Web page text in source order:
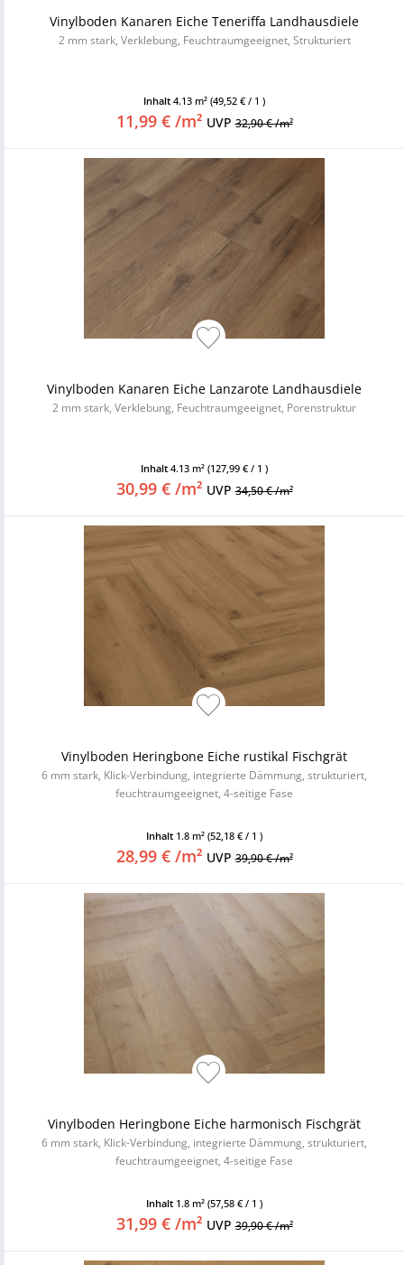
Vinylboden Kanaren Eiche Teneriffa Landhausdiele
2 mm stark, Verklebung, Feuchtraumgeeignet, Strukturiert
Inhalt 4.13 m² (49,52 € / 1 )
11,99 € /m² UVP32,90 € /m²
Vinylboden Kanaren Eiche Lanzarote Landhausdiele
2 mm stark, Verklebung, Feuchtraumgeeignet, Porenstruktur
Inhalt 4.13 m² (127,99 € / 1 )
30,99 € /m² UVP34,50 € /m²
Vinylboden Heringbone Eiche rustikal Fischgrät
6 mm stark, Klick-Verbindung, integrierte Dämmung, strukturiert,
feuchtraumgeeignet, 4-seitige Fase
Inhalt 1.8 m² (52,18 € / 1 )
28,99 € /m² UVP39,90 € /m²
Vinylboden Heringbone Eiche harmonisch Fischgrät
6 mm stark, Klick-Verbindung, integrierte Dämmung, strukturiert,
feuchtraumgeeignet, 4-seitige Fase
Inhalt 1.8 m² (57,58 € / 1 )
31,99 € /m² UVP39,90 € /m²